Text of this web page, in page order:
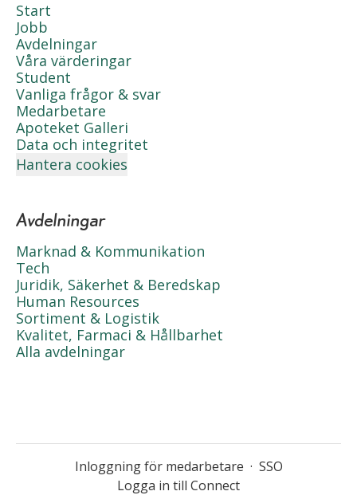
Start
Jobb
Avdelningar
Våra värderingar
Student
Vanliga frågor & svar
Medarbetare
Apoteket Galleri
Data och integritet
Hantera cookies
Avdelningar
Marknad & Kommunikation
Tech
Juridik, Säkerhet & Beredskap
Human Resources
Sortiment & Logistik
Kvalitet, Farmaci & Hållbarhet
Alla avdelningar
Inloggning för medarbetare · SSO
Logga in till Connect